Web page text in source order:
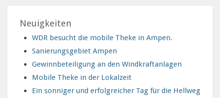
Neuigkeiten
WDR besucht die mobile Theke in Ampen.
Sanierungsgebiet Ampen
Gewinnbeteiligung an den Windkraftanlagen
Mobile Theke in der Lokalzeit
Ein sonniger und erfolgreicher Tag für die Hellweg